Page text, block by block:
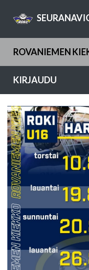
ROVANIEMEN
KIRJAUDU